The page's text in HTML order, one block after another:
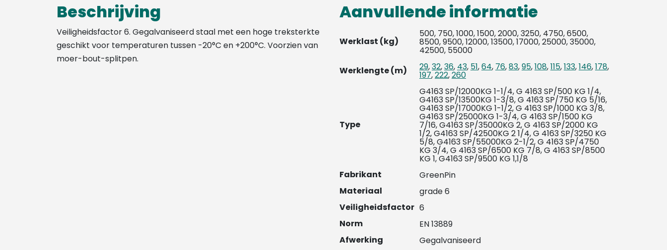
Beschrijving
Veiligheidsfactor 6. Gegalvaniseerd staal met een hoge treksterkte
geschikt voor temperaturen tussen -20°C en +200°C. Voorzien van
moer-bout-splitpen.
Aanvullende informatie
Werklast (kg)
500, 750, 1000, 1500, 2000, 3250, 4750, 6500,
8500, 9500, 12000, 13500, 17000, 25000, 35000,
42500, 55000
Werklengte (m)
29,32,36, 43, 51,64, 76,83,95,108,115,133,146,178,
197,222,260
Type
G4163 SP/12000KG 1-1/4, G 4163 SP/500 KG 1/4,
G4163 SP/13500KG 1-3/8, G 4163 SP/750 KG 5/16,
G4163 SP/17000KG 1-1/2, G 4163 SP/1000 KG 3/8,
G4163 SP/25000KG 1-3/4, G 4163 SP/1500 KG
7/16, G4163 SP/35000KG 2, G 4163 SP/2000 KG
1/2, G4163 SP/42500KG 2 1/4, G 4163 SP/3250 KG
5/8, G4163 SP/55000KG 2-1/2, G 4163 SP/4750
KG 3/4, G 4163 SP/6500 KG 7/8, G 4163 SP/8500
KG 1, G4163 SP/9500 KG 1,1/8
Fabrikant
GreenPin
Materiaal
grade 6
Veiligheidsfactor 6
Norm
EN 13889
Afwerking
Gegalvaniseerd